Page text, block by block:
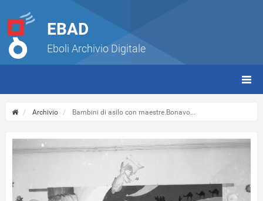
EBAD
Eboli Archivio Digitale
Archivio Bambini di asilo con maestre.Bonavo...